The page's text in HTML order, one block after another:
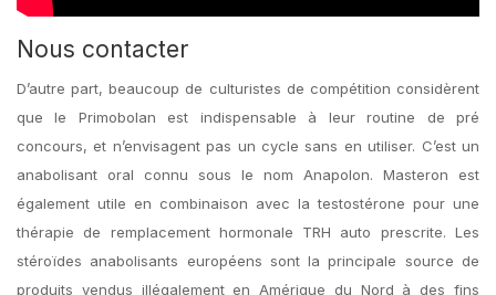
Nous contacter
D’autre part, beaucoup de culturistes de compétition considèrent
que le Primobolan est indispensable à leur routine de pré
concours, et n’envisagent pas un cycle sans en utiliser. C’est un
anabolisant oral connu sous le nom Anapolon. Masteron est
également utile en combinaison avec la testostérone pour une
thérapie de remplacement hormonale TRH auto prescrite. Les
stéroïdes anabolisants européens sont la principale source de
produits vendus illégalement en Amérique du Nord à des fins